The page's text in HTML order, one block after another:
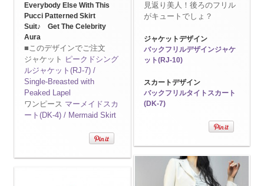
Everybody Else With This
Pucci Patterned Skirt
Suit♪ Get The Celebrity
Aura
■このデザインでご注文
ジャケット ピークドシング
ルジャケット(RJ-7) /
Single-Breasted with
Peaked Lapel
ワンピース マーメイドスカ
ート(DK-4) / Mermaid Skirt
見返り美人！後ろのフリル
がキュートでしょ？
ジャケットデザイン
バックフリルデザインジャケ
ット(RJ-10)
スカートデザイン
バックフリルタイトスカート
(DK-7)